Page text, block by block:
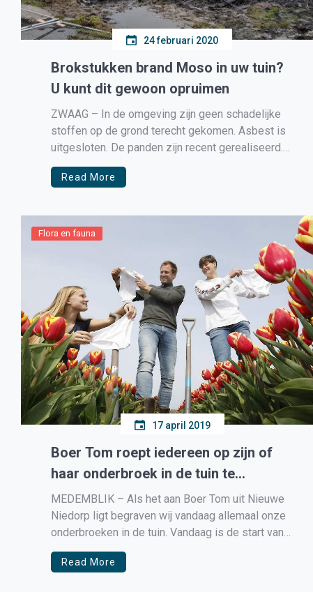
24 februari 2020
Brokstukken brand Moso in uw tuin?
U kunt dit gewoon opruimen
ZWAAG – In de omgeving zijn geen schadelijke
stoffen op de grond terecht gekomen. Asbest is
uitgesloten. De panden zijn recent gerealiseerd.
Wel kunnen er brokstukken bitumen liggen maar
ook andere bouwproducten zoals piepschuim en
Veiligheidsregio Noord-Holland Noord. Mochten
er materialen in uw weiland […]
Read More
Flora en fauna
17 april 2019
Boer Tom roept iedereen op zijn of
haar onderbroek in de tuin te
begraven
MEDEMBLIK – Als het aan Boer Tom uit Nieuwe
Niedorp ligt begraven wij vandaag allemaal onze
onderbroeken in de tuin. Vandaag is de start van
‘Soil Your Undies Challenge’, die jou uitdaagt je
onderbroek te begraven in je tuin om zo de
Read More